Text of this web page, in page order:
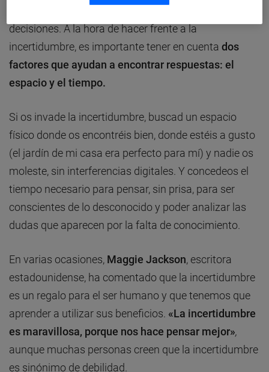
decisiones. A la hora de hacer frente a la
incertidumbre, es importante tener en cuenta dos
factores que ayudan a encontrar respuestas: el
espacio y el tiempo.
Si os invade la incertidumbre, buscad un espacio
físico donde os encontréis bien, donde estéis a gusto
(el jardín de mi casa era perfecto para mí) y nadie os
moleste, sin interferencias digitales. Y concedeos el
tiempo necesario para pensar, sin prisa, para ser
conscientes de lo desconocido y poder analizar las
dudas que aparecen por la falta de conocimiento.
En varias ocasiones, Maggie Jackson, escritora
estadounidense, ha comentado que la incertidumbre
es un regalo para el ser humano y que tenemos que
aprender a utilizar sus beneficios. «La incertidumbre
es maravillosa, porque nos hace pensar mejor»,
aunque muchas personas creen que la incertidumbre
es sinónimo de debilidad.